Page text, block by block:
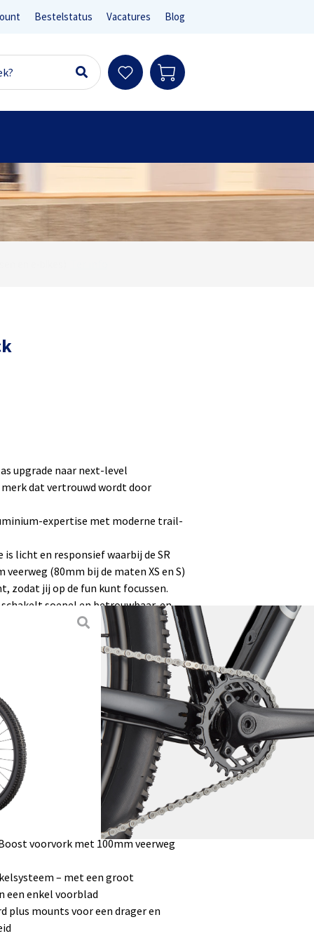
Bestelstatus Vacatures Blog
en e-bikes)
upgrade naar next-level
dat vertrouwd wordt door
expertise met moderne trail-
licht en responsief waarbij de SR
(80mm bij de maten XS en S)
zodat jij op de fun kunt focussen.
schakelt soepel en betrouwbaar, en
rij je overal vol vertrouwen
al rijdend je zadelhoogte aan te
jaren aan innovatieve knowhow
commutes, door de stad cruisen
frame
bij de XS en S voor de beste mix van
voorvork met 100mm veerweg
– met een groot
een enkel voorblad
plus mounts voor een drager en